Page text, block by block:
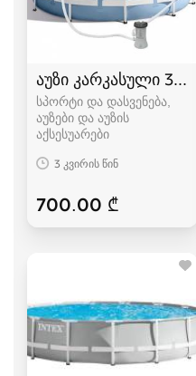
აუზი კარკასული
სპორტი და დასვენება,
აუზები და აუზის
აქსესუარები
3 კვირის წინ
700.00 ₾